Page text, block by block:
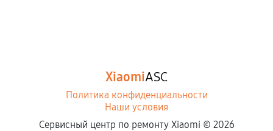
XiaomiASC
Политика конфиденциальности
Наши условия
Сервисный центр по ремонту Xiaomi © 2026